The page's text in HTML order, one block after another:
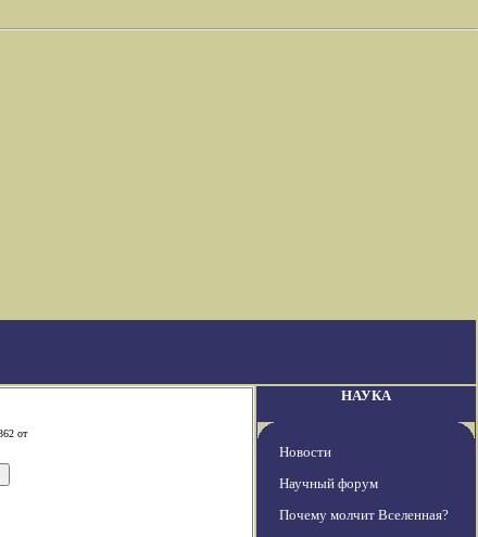
от
НАУКА
Новости
Научный форум
Почему молчит Вселенная?